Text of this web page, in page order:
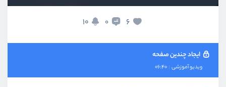
6
0
10
ایجاد چندین صفحه
ویدیو آموزشی 06:40